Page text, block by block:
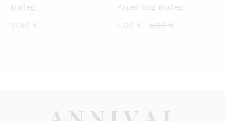
Maileg
31,90 €
Paper bag Maileg
4,00 €
Current
5,90€Original